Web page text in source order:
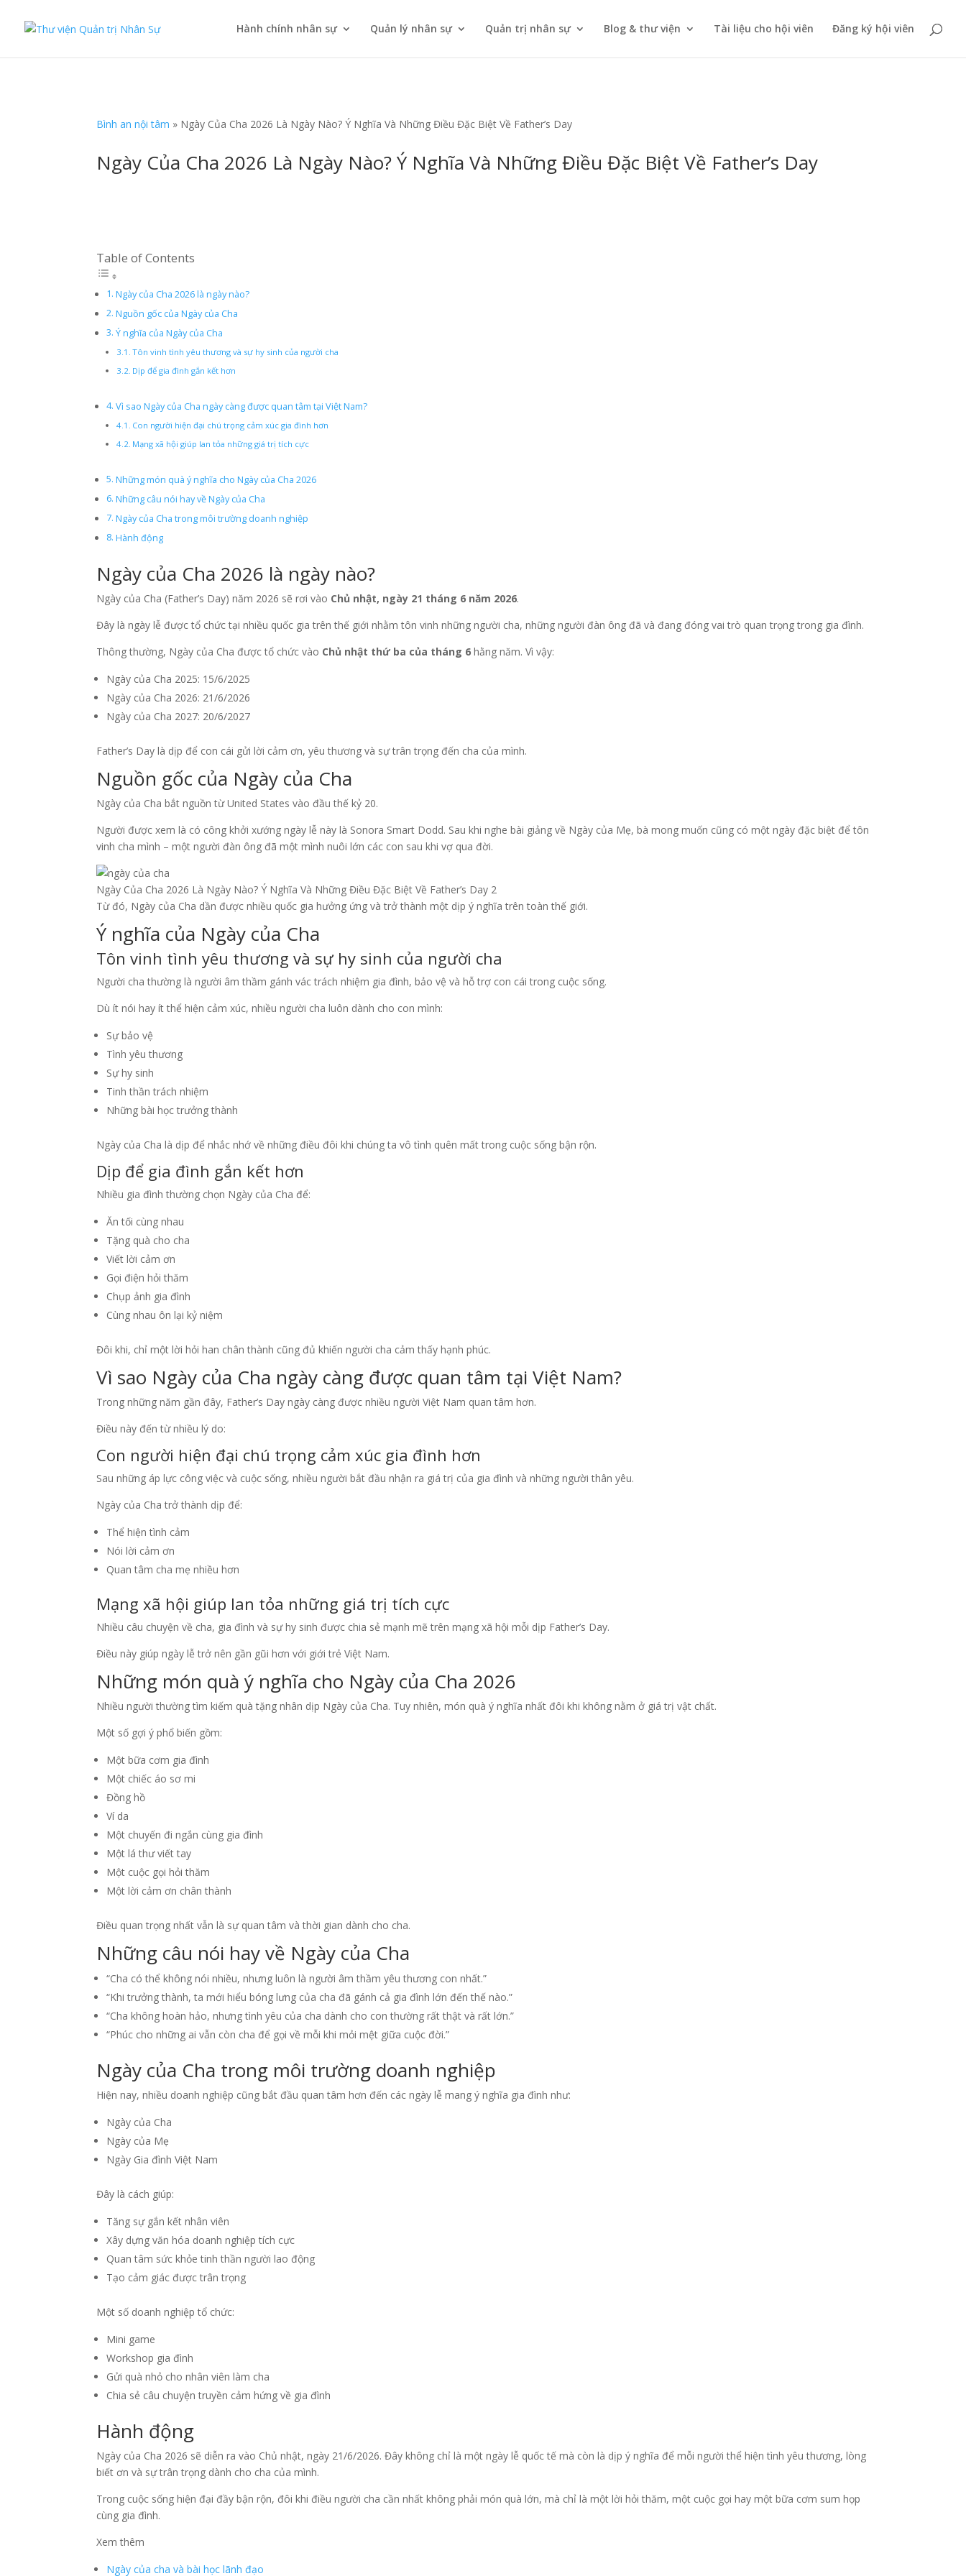
Hành chính nhân sự Quản lý nhân sự Quản trị nhân sự Blog & thư viện Tài liệu cho hội viên Đăng ký hội viên
Bình an nội tâm » Ngày Của Cha 2026 Là Ngày Nào? Ý Nghĩa Và Những Điều Đặc Biệt Về Father’s Day
Ngày Của Cha 2026 Là Ngày Nào? Ý Nghĩa Và Những Điều Đặc Biệt Về Father’s Day
Table of Contents
Ngày của Cha 2026 là ngày nào?
Nguồn gốc của Ngày của Cha
Ý nghĩa của Ngày của Cha
Tôn vinh tình yêu thương và sự hy sinh của người cha
Dịp để gia đình gắn kết hơn
Vì sao Ngày của Cha ngày càng được quan tâm tại Việt Nam?
Con người hiện đại chú trọng cảm xúc gia đình hơn
Mạng xã hội giúp lan tỏa những giá trị tích cực
Những món quà ý nghĩa cho Ngày của Cha 2026
Những câu nói hay về Ngày của Cha
Ngày của Cha trong môi trường doanh nghiệp
Hành động
Ngày của Cha 2026 là ngày nào?
Ngày của Cha (Father’s Day) năm 2026 sẽ rơi vào Chủ nhật, ngày 21 tháng 6 năm 2026.
Đây là ngày lễ được tổ chức tại nhiều quốc gia trên thế giới nhằm tôn vinh những người cha, những người đàn ông đã và đang đóng vai trò quan trọng trong gia đình.
Thông thường, Ngày của Cha được tổ chức vào Chủ nhật thứ ba của tháng 6 hằng năm. Vì vậy:
Ngày của Cha 2025: 15/6/2025
Ngày của Cha 2026: 21/6/2026
Ngày của Cha 2027: 20/6/2027
Father’s Day là dịp để con cái gửi lời cảm ơn, yêu thương và sự trân trọng đến cha của mình.
Nguồn gốc của Ngày của Cha
Ngày của Cha bắt nguồn từ United States vào đầu thế kỷ 20.
Người được xem là có công khởi xướng ngày lễ này là Sonora Smart Dodd. Sau khi nghe bài giảng về Ngày của Mẹ, bà mong muốn cũng có một ngày đặc biệt để tôn
vinh cha mình – một người đàn ông đã một mình nuôi lớn các con sau khi vợ qua đời.
Ngày Của Cha 2026 Là Ngày Nào? Ý Nghĩa Và Những Điều Đặc Biệt Về Father’s Day 2
Từ đó, Ngày của Cha dần được nhiều quốc gia hưởng ứng và trở thành một dịp ý nghĩa trên toàn thế giới.
Ý nghĩa của Ngày của Cha
Tôn vinh tình yêu thương và sự hy sinh của người cha
Người cha thường là người âm thầm gánh vác trách nhiệm gia đình, bảo vệ và hỗ trợ con cái trong cuộc sống.
Dù ít nói hay ít thể hiện cảm xúc, nhiều người cha luôn dành cho con mình:
Sự bảo vệ
Tình yêu thương
Sự hy sinh
Tinh thần trách nhiệm
Những bài học trưởng thành
Ngày của Cha là dịp để nhắc nhớ về những điều đôi khi chúng ta vô tình quên mất trong cuộc sống bận rộn.
Dịp để gia đình gắn kết hơn
Nhiều gia đình thường chọn Ngày của Cha để:
Ăn tối cùng nhau
Tặng quà cho cha
Viết lời cảm ơn
Gọi điện hỏi thăm
Chụp ảnh gia đình
Cùng nhau ôn lại kỷ niệm
Đôi khi, chỉ một lời hỏi han chân thành cũng đủ khiến người cha cảm thấy hạnh phúc.
Vì sao Ngày của Cha ngày càng được quan tâm tại Việt Nam?
Trong những năm gần đây, Father’s Day ngày càng được nhiều người Việt Nam quan tâm hơn.
Điều này đến từ nhiều lý do:
Con người hiện đại chú trọng cảm xúc gia đình hơn
Sau những áp lực công việc và cuộc sống, nhiều người bắt đầu nhận ra giá trị của gia đình và những người thân yêu.
Ngày của Cha trở thành dịp để:
Thể hiện tình cảm
Nói lời cảm ơn
Quan tâm cha mẹ nhiều hơn
Mạng xã hội giúp lan tỏa những giá trị tích cực
Nhiều câu chuyện về cha, gia đình và sự hy sinh được chia sẻ mạnh mẽ trên mạng xã hội mỗi dịp Father’s Day.
Điều này giúp ngày lễ trở nên gần gũi hơn với giới trẻ Việt Nam.
Những món quà ý nghĩa cho Ngày của Cha 2026
Nhiều người thường tìm kiếm quà tặng nhân dịp Ngày của Cha. Tuy nhiên, món quà ý nghĩa nhất đôi khi không nằm ở giá trị vật chất.
Một số gợi ý phổ biến gồm:
Một bữa cơm gia đình
Một chiếc áo sơ mi
Đồng hồ
Ví da
Một chuyến đi ngắn cùng gia đình
Một lá thư viết tay
Một cuộc gọi hỏi thăm
Một lời cảm ơn chân thành
Điều quan trọng nhất vẫn là sự quan tâm và thời gian dành cho cha.
Những câu nói hay về Ngày của Cha
“Cha có thể không nói nhiều, nhưng luôn là người âm thầm yêu thương con nhất.”
“Khi trưởng thành, ta mới hiểu bóng lưng của cha đã gánh cả gia đình lớn đến thế nào.”
“Cha không hoàn hảo, nhưng tình yêu của cha dành cho con thường rất thật và rất lớn.”
“Phúc cho những ai vẫn còn cha để gọi về mỗi khi mỏi mệt giữa cuộc đời.”
Ngày của Cha trong môi trường doanh nghiệp
Hiện nay, nhiều doanh nghiệp cũng bắt đầu quan tâm hơn đến các ngày lễ mang ý nghĩa gia đình như:
Ngày của Cha
Ngày của Mẹ
Ngày Gia đình Việt Nam
Đây là cách giúp:
Tăng sự gắn kết nhân viên
Xây dựng văn hóa doanh nghiệp tích cực
Quan tâm sức khỏe tinh thần người lao động
Tạo cảm giác được trân trọng
Một số doanh nghiệp tổ chức:
Mini game
Workshop gia đình
Gửi quà nhỏ cho nhân viên làm cha
Chia sẻ câu chuyện truyền cảm hứng về gia đình
Hành động
Ngày của Cha 2026 sẽ diễn ra vào Chủ nhật, ngày 21/6/2026. Đây không chỉ là một ngày lễ quốc tế mà còn là dịp ý nghĩa để mỗi người thể hiện tình yêu thương, lòng
biết ơn và sự trân trọng dành cho cha của mình.
Trong cuộc sống hiện đại đầy bận rộn, đôi khi điều người cha cần nhất không phải món quà lớn, mà chỉ là một lời hỏi thăm, một cuộc gọi hay một bữa cơm sum họp
cùng gia đình.
Xem thêm
Ngày của cha và bài học lãnh đạo